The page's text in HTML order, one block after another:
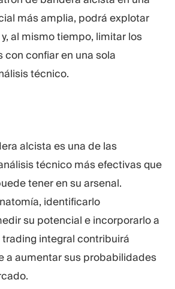
más amplia, podrá explotar
al mismo tiempo, limitar los
con confiar en una sola
técnico.
alcista es una de las
técnico más efectivas que
tener en su arsenal.
identificarlo
su potencial e incorporarlo a
integral contribuirá
a aumentar sus probabilidades